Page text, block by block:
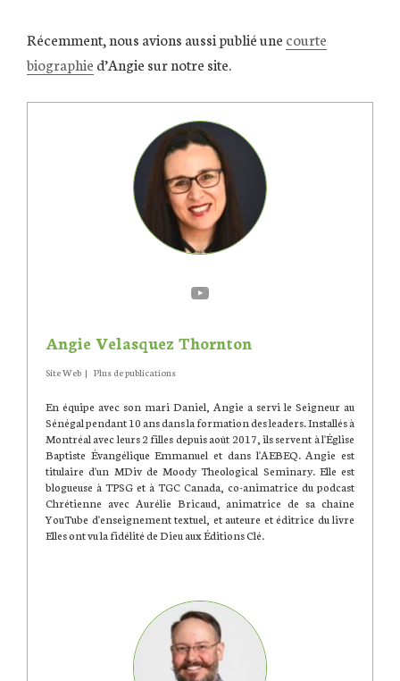
Récemment, nous avions aussi publié une courte
biographie d’Angie sur notre site.
Angie Velasquez Thornton
Site Web | Plus de publications
En équipe avec son mari Daniel, Angie a servi le Seigneur au
Sénégal pendant 10 ans dans la formation des leaders. Installés à
Montréal avec leurs 2 filles depuis août 2017, ils servent à l'Église
Baptiste Évangélique Emmanuel et dans l'AEBEQ. Angie est
titulaire d'un MDiv de Moody Theological Seminary. Elle est
blogueuse à TPSG et à TGC Canada, co-animatrice du podcast
Chrétienne avec Aurélie Bricaud, animatrice de sa chaîne
YouTube d'enseignement textuel, et auteure et éditrice du livre
Elles ont vu la fidélité de Dieu aux Éditions Clé.